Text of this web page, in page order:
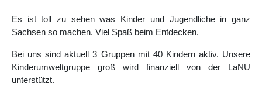
Es ist toll zu sehen was Kinder und Jugendliche in ganz
Sachsen so machen. Viel Spaß beim Entdecken.
Bei uns sind aktuell 3 Gruppen mit 40 Kindern aktiv. Unsere
Kinderumweltgruppe groß wird finanziell von der LaNU
unterstützt.